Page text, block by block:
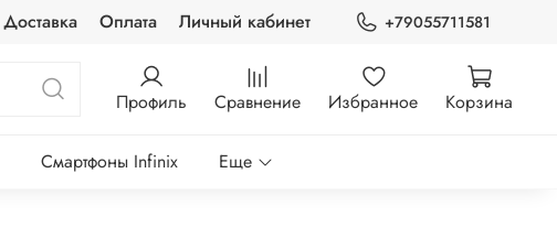
Доставка Оплата Личный кабинет +79055711581
Профиль Сравнение Избранное Корзина
Смартфоны Infinix Еще